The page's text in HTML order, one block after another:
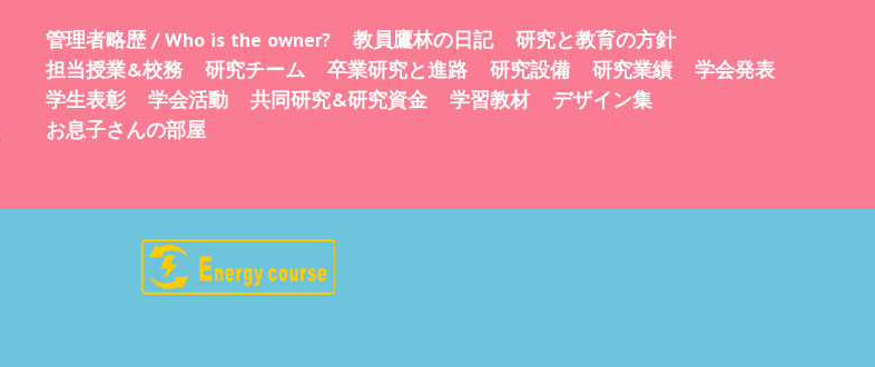
Menu
Skip
content
管理者略歴 / Who is the owner? 教員鷹林の日記
研究と教育の方針
担当授業&校務
研究チーム 卒業研究と進路 研究設備 研究業績
学会発表
学生表彰
学会活動 共同研究&研究資金 学習教材
デザイン集
お息子さんの部屋